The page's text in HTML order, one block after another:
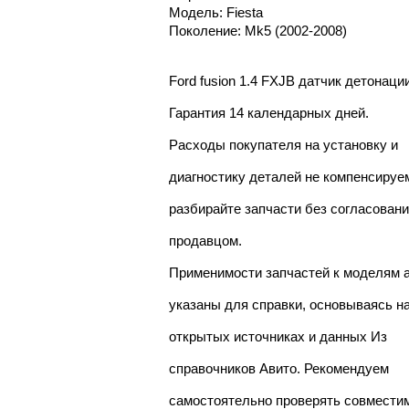
Модель: Fiesta
Поколение: Mk5 (2002-2008)
Ford fusion 1.4 FXJB датчик
Гарантия 14 календарных дней.
Расходы покупателя на установку и
диагностику деталей не
разбирайте запчасти без
продавцом.
Применимости запчастей к моделям
указаны для справки, основываясь
открытых источниках и данных Из
справочников Авито. Рекомендуем
самостоятельно проверять